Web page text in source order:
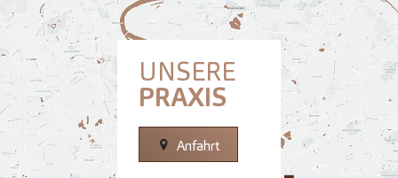
UNSERE
PRAXIS
Anfahrt